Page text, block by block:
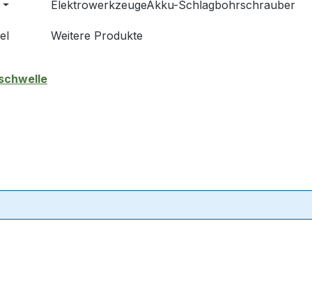
ElektrowerkzeugeAkku-Schlagbohrschrauber
Weitere Produkte